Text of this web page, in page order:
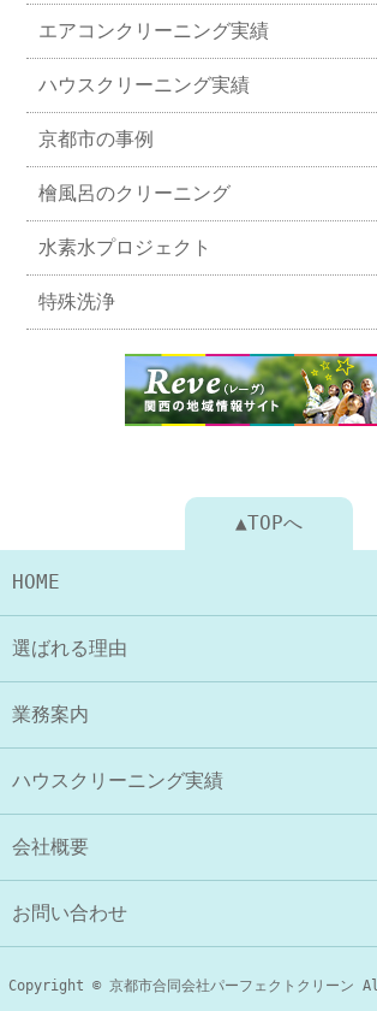
エアコンクリーニング実績
ハウスクリーニング実績
京都市の事例
檜風呂のクリーニング
水素水プロジェクト
特殊洗浄
▲TOPへ
HOME
選ばれる理由
業務案内
ハウスクリーニング実績
会社概要
お問い合わせ
Copyright © 京都市合同会社パーフェクトクリー